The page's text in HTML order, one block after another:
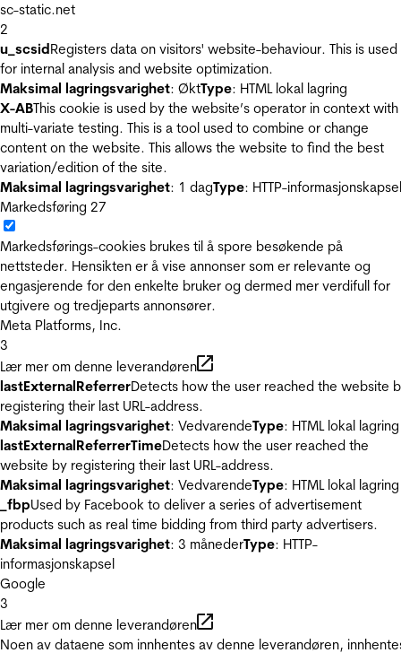
sc-static.net
2
u_scsidRegisters data on visitors' website-behaviour. This is used
for internal analysis and website optimization.
Maksimal lagringsvarighet: ØktType: HTML lokal lagring
X-ABThis cookie is used by the website’s operator in context with
multi-variate testing. This is a tool used to combine or change
content on the website. This allows the website to find the best
variation/edition of the site.
Maksimal lagringsvarighet: 1 dagType: HTTP-informasjonskapsel
Markedsføring 27
Markedsførings-cookies brukes til å spore besøkende på
nettsteder. Hensikten er å vise annonser som er relevante og
engasjerende for den enkelte bruker og dermed mer verdifull for
utgivere og tredjeparts annonsører.
Meta Platforms, Inc.
3
Lær mer om denne leverandøren
lastExternalReferrerDetects how the user reached the website
registering their last URL-address.
Maksimal lagringsvarighet: VedvarendeType: HTML lokal lagring
lastExternalReferrerTimeDetects how the user reached the
website by registering their last URL-address.
Maksimal lagringsvarighet: VedvarendeType: HTML lokal lagring
_fbpUsed by Facebook to deliver a series of advertisement
products such as real time bidding from third party advertisers.
Maksimal lagringsvarighet: 3 månederType: HTTP-
informasjonskapsel
Google
3
Lær mer om denne leverandøren
Noen av dataene som innhentes av denne leverandøren,